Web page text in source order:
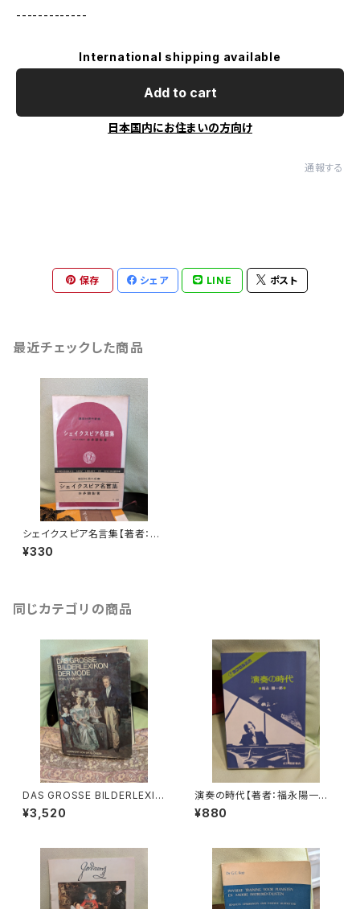
-------------
International shipping available
Add to cart
日本国内にお住まいの方向け
通報する
保存 シェア LINE ポスト
最近チェックした商品
シェイクスピア名言集【著者：本
多顕彰】出版社：講談社現代新
書 1965年
¥330
同じカテゴリの商品
DAS GROSSE BILDERLEXIK
ON DER MODE【著者：Ludmil
a Kybalová, Olga Herbeno
¥3,520
演奏の時代【著者：福永陽一郎】
出版社：紀伊國屋書店 1978年
¥880